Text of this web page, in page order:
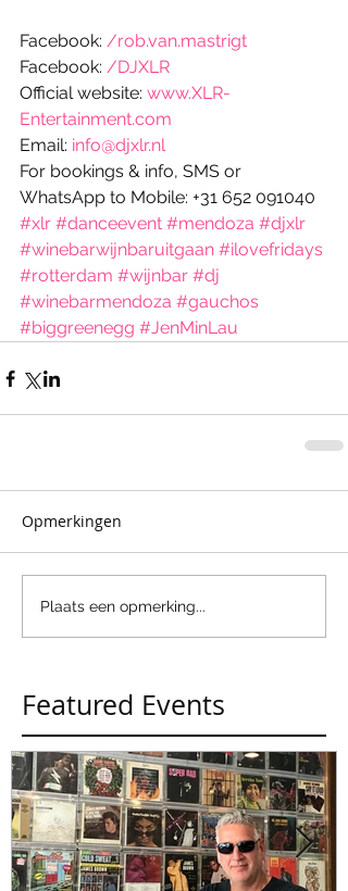
Facebook: /rob.van.mastrigt
Facebook: /DJXLR
Official website: www.XLR-
Entertainment.com
Email: info@djxlr.nl
For bookings & info, SMS or
WhatsApp to Mobile: +31 652 091040
#xlr #danceevent #mendoza #djxlr
#winebarwijnbaruitgaan #ilovefridays
#rotterdam #wijnbar #dj
#winebarmendoza #gauchos
#biggreenegg #JenMinLau
Opmerkingen
Plaats een opmerking...
Featured Events